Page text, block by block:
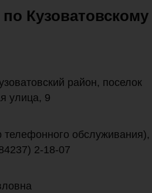
Кузоватовскому
район, поселок
улица, 9
телефонного обслуживания),
2-18-07